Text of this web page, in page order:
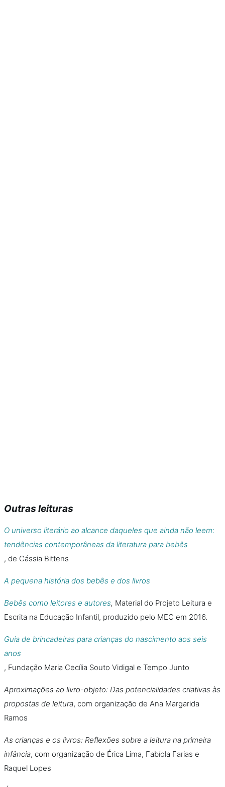
Outras leituras
O universo literário ao alcance daqueles que ainda não leem:
tendências contemporâneas da literatura para bebês
, de Cássia Bittens
A pequena história dos bebês e dos livros
Bebês como leitores e autores, Material do Projeto Leitura e
Escrita na Educação Infantil, produzido pelo MEC em 2016.
Guia de brincadeiras para crianças do nascimento aos seis
anos
, Fundação Maria Cecília Souto Vidigal e Tempo Junto
Aproximações ao livro-objeto: Das potencialidades criativas às
propostas de leitura, com organização de Ana Margarida
Ramos
As crianças e os livros: Reflexões sobre a leitura na primeira
infância, com organização de Érica Lima, Fabíola Farias e
Raquel Lopes